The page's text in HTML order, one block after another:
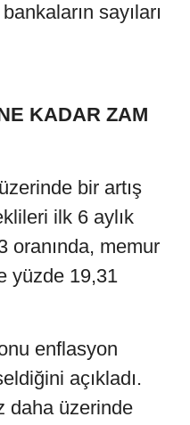
sayıları
KADAR ZAM
bir artış
ilk 6 aylık
oranında, memur
yüzde 19,31
enflasyon
açıkladı.
daha üzerinde